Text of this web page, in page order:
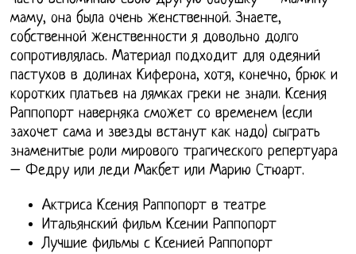
маму, она была очень женственной. Знаете,
собственной женственности я довольно долго
сопротивлялась. Материал подходит для одеяний
пастухов в долинах Киферона, хотя, конечно, брюк и
коротких платьев на лямках греки не знали. Ксения
Раппопорт наверняка сможет со временем (если
захочет сама и звезды встанут как надо) сыграть
знаменитые роли мирового трагического репертуара
– Федру или леди Макбет или Марию Стюарт.
Актриса Ксения Раппопорт в театре
Итальянский фильм Ксении Раппопорт
Лучшие фильмы с Ксенией Раппопорт